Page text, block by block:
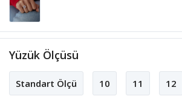
Yüzük Ölçüsü
Standart Ölçü 10 11 12